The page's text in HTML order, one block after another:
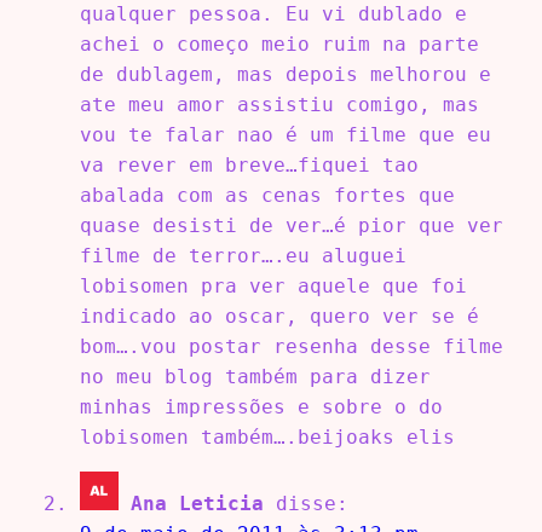
qualquer pessoa. Eu vi dublado e
achei o começo meio ruim na parte
de dublagem, mas depois melhorou e
ate meu amor assistiu comigo, mas
vou te falar nao é um filme que eu
va rever em breve…fiquei tao
abalada com as cenas fortes que
quase desisti de ver…é pior que ver
filme de terror….eu aluguei
lobisomen pra ver aquele que foi
indicado ao oscar, quero ver se é
bom….vou postar resenha desse filme
no meu blog também para dizer
minhas impressões e sobre o do
lobisomen também….beijoaks elis
Ana Leticia
disse: